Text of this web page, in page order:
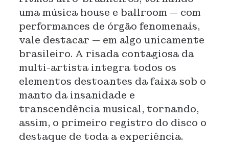
uma música house e ballroom — com
performances de órgão fenomenais,
vale destacar — em algo unicamente
brasileiro. A risada contagiosa da
multi-artista integra todos os
elementos destoantes da faixa sob o
manto da insanidade e
transcendência musical, tornando,
assim, o primeiro registro do disco o
destaque de toda a experiência.